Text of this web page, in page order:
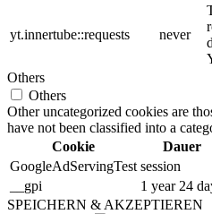
yt.innertube::requests never
Others
Others
Other uncategorized cookies are
have not been classified into a
Cookie
Dauer
GoogleAdServingTest session
__gpi
1 year 24
SPEICHERN & AKZEPTIEREN